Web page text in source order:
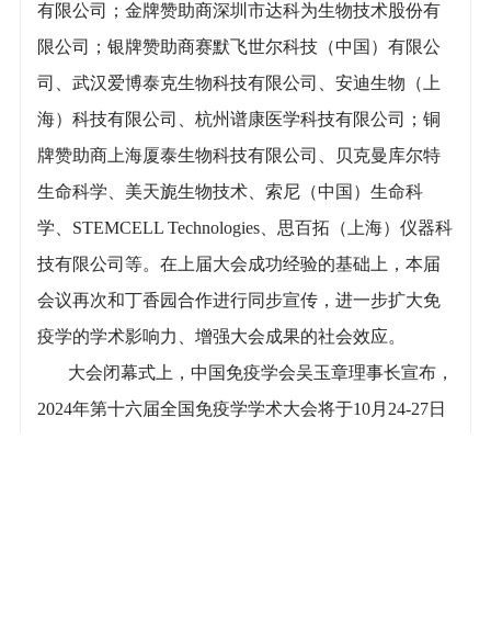
有限公司；金牌赞助商深圳市达科为生物技术股份有
限公司；银牌赞助商赛默飞世尔科技（中国）有限公
司、武汉爱博泰克生物科技有限公司、安迪生物（上
海）科技有限公司、杭州谱康医学科技有限公司；铜
牌赞助商上海厦泰生物科技有限公司、贝克曼库尔特
生命科学、美天旎生物技术、索尼（中国）生命科
学、STEMCELL Technologies、思百拓（上海）仪器科
技有限公司等。在上届大会成功经验的基础上，本届
会议再次和丁香园合作进行同步宣传，进一步扩大免
疫学的学术影响力、增强大会成果的社会效应。
大会闭幕式上，中国免疫学会吴玉章理事长宣布，
2024年第十六届全国免疫学学术大会将于10月24-27日